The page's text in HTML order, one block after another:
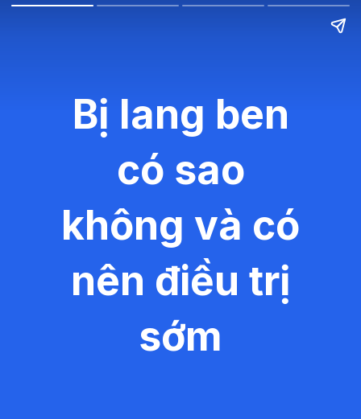
Bị lang ben
có sao
không và có
nên điều trị
sớm